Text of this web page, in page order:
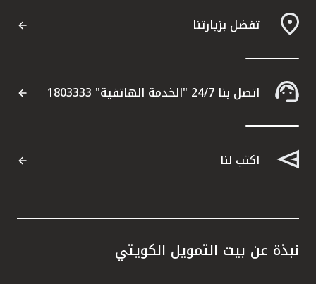
تفضل بزيارتنا
اتصل بنا 24/7 "الخدمة الهاتفية" 1803333
اكتب لنا
نبذة عن بيت التمويل الكويتي